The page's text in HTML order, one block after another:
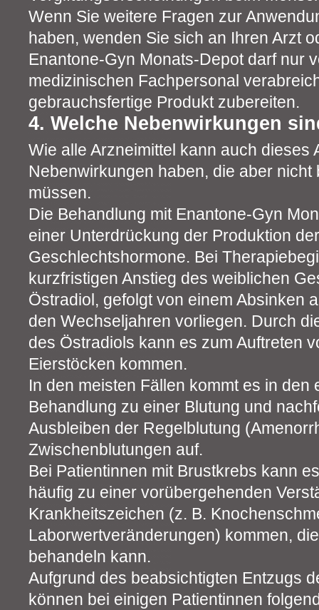
Wenn Sie weitere Fragen zur
haben, wenden Sie sich an Ihren Arzt
Enantone-Gyn Monats-Depot darf nur
medizinischen Fachpersonal
gebrauchsfertige Produkt zubereiten.
4. Welche Nebenwirkungen
Wie alle Arzneimittel kann auch dieses
Nebenwirkungen haben, die aber nicht
müssen.
Die Behandlung mit Enantone-Gyn
einer Unterdrückung der Produktion
Geschlechtshormone. Bei
kurzfristigen Anstieg des weiblichen
Östradiol, gefolgt von einem Absinken
den Wechseljahren vorliegen. Durch
des Östradiols kann es zum Auftreten
Eierstöcken kommen.
In den meisten Fällen kommt es in den
Behandlung zu einer Blutung und
Ausbleiben der Regelblutung
Zwischenblutungen auf.
Bei Patientinnen mit Brustkrebs kann
häufig zu einer vorübergehenden
Krankheitszeichen (z. B.
Laborwertveränderungen) kommen,
behandeln kann.
Aufgrund des beabsichtigten Entzugs
können bei einigen Patientinnen